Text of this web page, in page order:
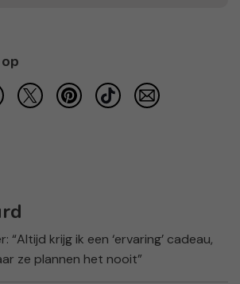
“Altijd krijg ik een ‘ervaring’ cadeau,
ze plannen het nooit”